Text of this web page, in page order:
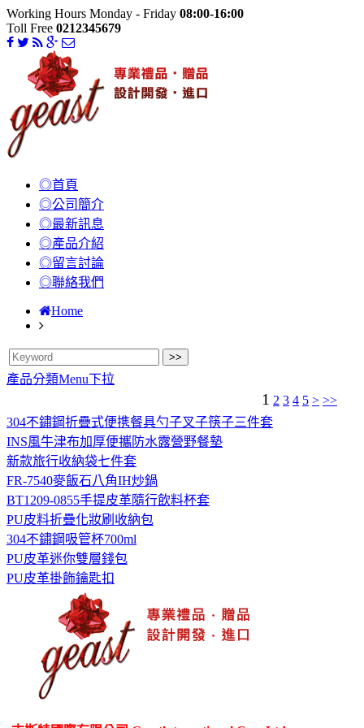
Working Hours Monday - Friday 08:00-16:00
Toll Free 0212345679
◎首頁
◎公司簡介
◎最新訊息
◎產品介紹
◎留言討論
◎聯絡我們
Home
產品分類Menu下拉
1 2 3 4 5 > >>
304不鏽鋼折疊式便携餐具勺子叉子筷子三件套
INS風牛津布加厚便攜防水露營野餐墊
新款旅行收納袋七件套
FR-7540麥飯石八角IH炒鍋
BT1209-0855手提皮革隨行飲料杯套
PU皮料折疊化妝刷收納包
304不鏽鋼吸管杯700ml
PU皮革迷你雙層錢包
PU皮革掛飾鑰匙扣